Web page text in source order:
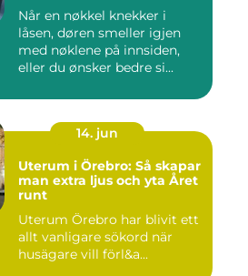
Når en nøkkel knekker i
låsen, døren smeller igjen
med nøklene på innsiden,
eller du ønsker bedre si...
14. jun
Uterum i Örebro: Så skapar
man extra ljus och yta Året
runt
Uterum Örebro har blivit ett
allt vanligare sökord när
husägare vill förl&a...